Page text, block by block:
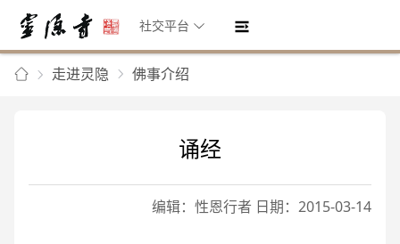
社交平台
走进灵隐 佛事介绍
诵经
编辑：性恩行者 日期：2015-03-14